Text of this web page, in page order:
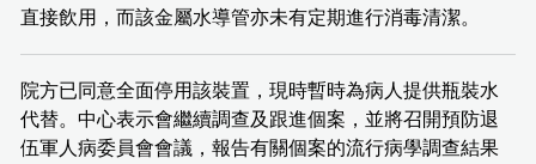
直接飲用，而該金屬水導管亦未有定期進行消毒清潔。
院方已同意全面停用該裝置，現時暫時為病人提供瓶裝水
代替。中心表示會繼續調查及跟進個案，並將召開預防退
伍軍人病委員會會議，報告有關個案的流行病學調查結果